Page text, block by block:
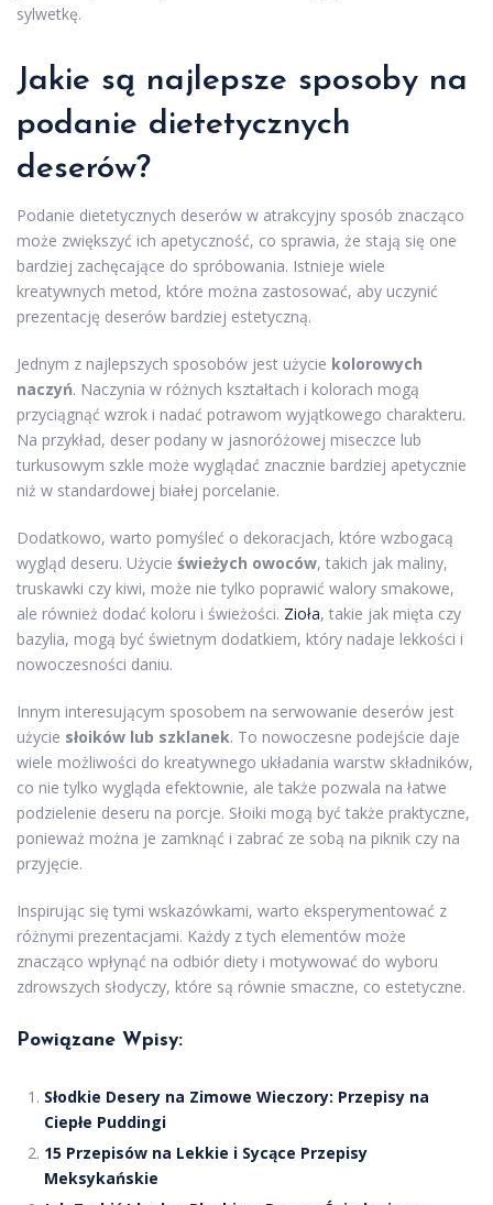
sylwetkę.
Jakie są najlepsze sposoby na
podanie dietetycznych
deserów?
Podanie dietetycznych deserów w atrakcyjny sposób znacząco
może zwiększyć ich apetyczność, co sprawia, że stają się one
bardziej zachęcające do spróbowania. Istnieje wiele
kreatywnych metod, które można zastosować, aby uczynić
prezentację deserów bardziej estetyczną.
Jednym z najlepszych sposobów jest użycie kolorowych
naczyń. Naczynia w różnych kształtach i kolorach mogą
przyciągnąć wzrok i nadać potrawom wyjątkowego charakteru.
Na przykład, deser podany w jasnoróżowej miseczce lub
turkusowym szkle może wyglądać znacznie bardziej apetycznie
niż w standardowej białej porcelanie.
Dodatkowo, warto pomyśleć o dekoracjach, które wzbogacą
wygląd deseru. Użycie świeżych owoców, takich jak maliny,
truskawki czy kiwi, może nie tylko poprawić walory smakowe,
ale również dodać koloru i świeżości. Zioła, takie jak mięta czy
bazylia, mogą być świetnym dodatkiem, który nadaje lekkości i
nowoczesności daniu.
Innym interesującym sposobem na serwowanie deserów jest
użycie słoików lub szklanek. To nowoczesne podejście daje
wiele możliwości do kreatywnego układania warstw składników,
co nie tylko wygląda efektownie, ale także pozwala na łatwe
podzielenie deseru na porcje. Słoiki mogą być także praktyczne,
ponieważ można je zamknąć i zabrać ze sobą na piknik czy na
przyjęcie.
Inspirując się tymi wskazówkami, warto eksperymentować z
różnymi prezentacjami. Każdy z tych elementów może
znacząco wpłynąć na odbiór diety i motywować do wyboru
zdrowszych słodyczy, które są równie smaczne, co estetyczne.
Powiązane Wpisy:
Słodkie Desery na Zimowe Wieczory: Przepisy na
Ciepłe Puddingi
15 Przepisów na Lekkie i Sycące Przepisy
Meksykańskie